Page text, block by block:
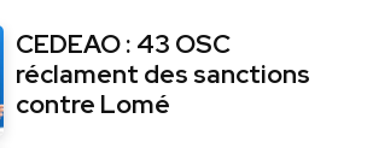
CEDEAO : 43 OSC
réclament des sanctions
contre Lomé